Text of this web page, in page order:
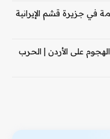
في جزيرة قشم الإيرانية
على الأردن | الحرب